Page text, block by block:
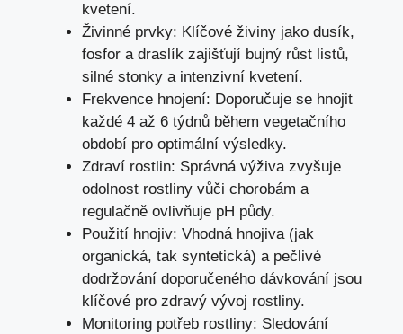
kvetení.
Živinné prvky: Klíčové živiny jako dusík,
fosfor a draslík zajišťují bujný růst listů,
silné stonky a intenzivní kvetení.
Frekvence hnojení: Doporučuje se hnojit
každé 4 až 6 týdnů během vegetačního
období pro optimální výsledky.
Zdraví rostlin: Správná výživa zvyšuje
odolnost rostliny vůči chorobám a
regulačně ovlivňuje pH půdy.
Použití hnojiv: Vhodná hnojiva (jak
organická, tak syntetická) a pečlivé
dodržování doporučeného dávkování jsou
klíčové pro zdravý vývoj rostliny.
Monitoring potřeb rostliny: Sledování